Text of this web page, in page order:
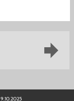
9.10.2025